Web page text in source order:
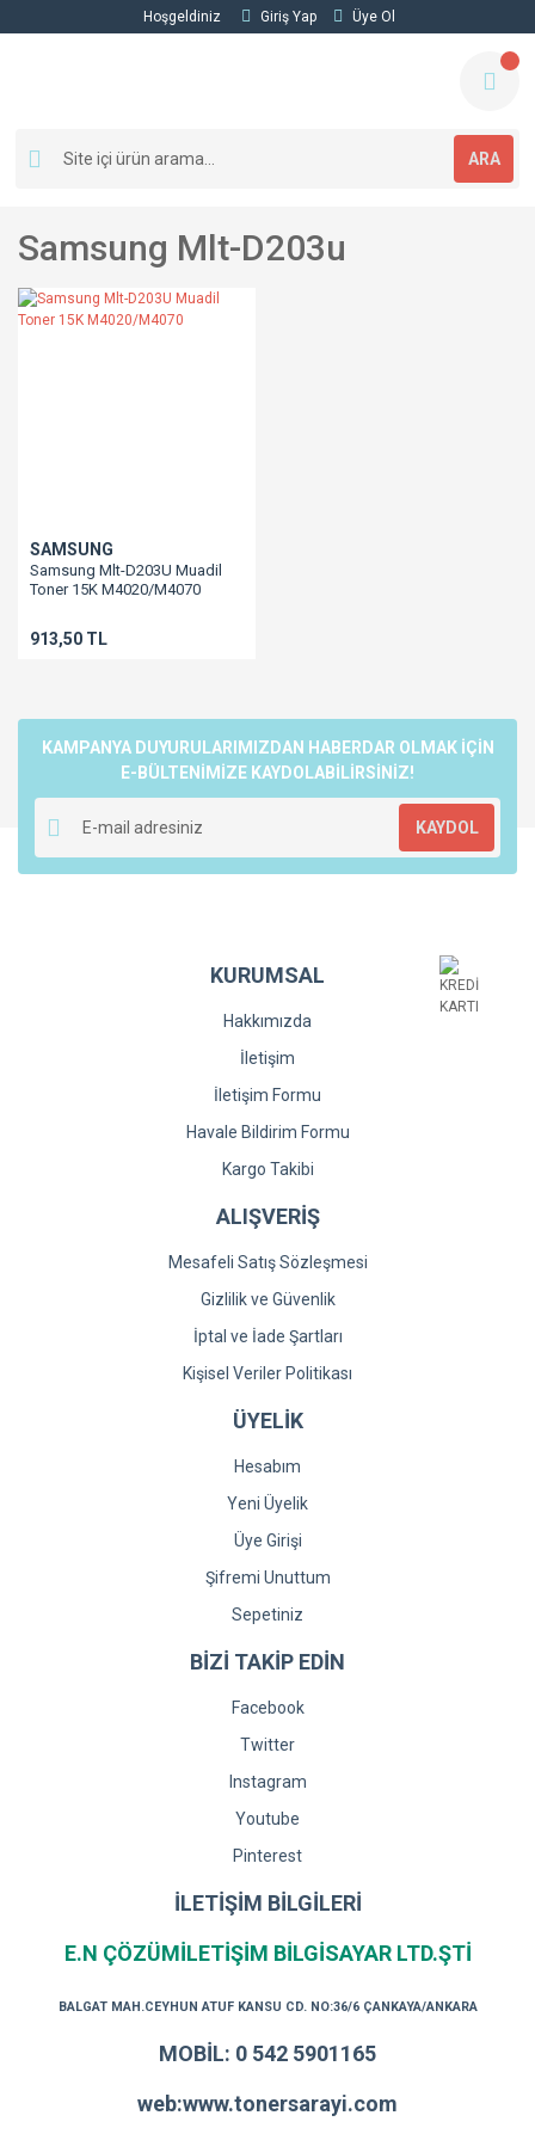
Hoşgeldiniz Giriş Yap Üye Ol
ARA
Samsung Mlt-D203u
SAMSUNG
Samsung Mlt-D203U Muadil
Toner 15K M4020/M4070
913,50 TL
KAMPANYA DUYURULARIMIZDAN HABERDAR OLMAK İÇİN
E-BÜLTENİMİZE KAYDOLABİLİRSİNİZ!
KAYDOL
KURUMSAL
Hakkımızda
İletişim
İletişim Formu
Havale Bildirim Formu
Kargo Takibi
ALIŞVERİŞ
Mesafeli Satış Sözleşmesi
Gizlilik ve Güvenlik
İptal ve İade Şartları
Kişisel Veriler Politikası
ÜYELİK
Hesabım
Yeni Üyelik
Üye Girişi
Şifremi Unuttum
Sepetiniz
BİZİ TAKİP EDİN
Facebook
Twitter
Instagram
Youtube
Pinterest
İLETİŞİM BİLGİLERİ
E.N ÇÖZÜMİLETİŞİM BİLGİSAYAR LTD.ŞTİ
BALGAT MAH.CEYHUN ATUF KANSU CD. NO:36/6 ÇANKAYA/ANKARA
MOBİL: 0 542 5901165
web:www.tonersarayi.com